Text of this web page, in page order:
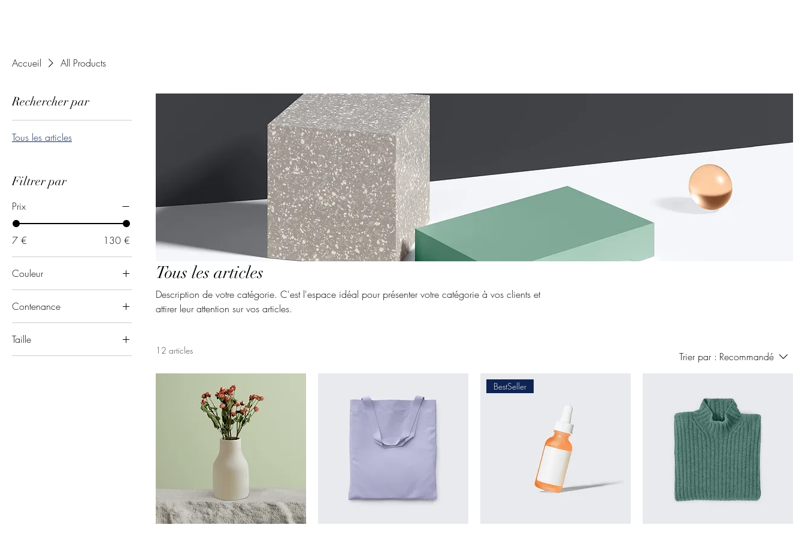
Accueil All Products
Rechercher par
Tous les articles
Filtrer par
Prix
7 € 130 €
Couleur
Contenance
500 ml
Taille
Tous les articles
Description de votre catégorie. C'est l'espace idéal pour présenter votre catégorie à vos clients et
attirer leur attention sur vos articles.
12 articles Trier par : Recommandé
BestSeller